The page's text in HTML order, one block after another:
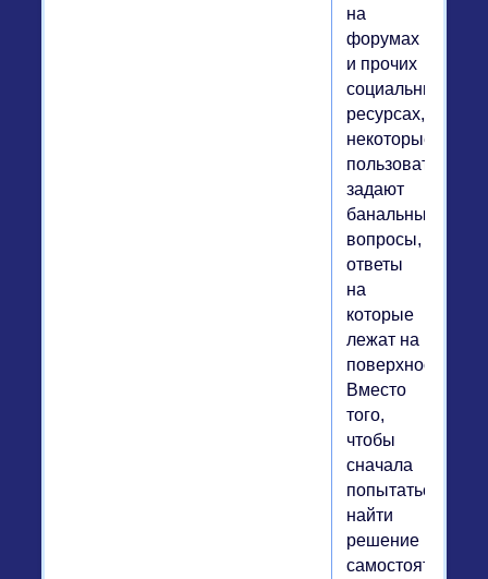
на
форумах
и прочих
социальных
ресурсах,
некоторые
пользователи
задают
банальные
вопросы,
ответы
на
которые
лежат на
поверхности.
Вместо
того,
чтобы
сначала
попытаться
найти
решение
самостоятельно